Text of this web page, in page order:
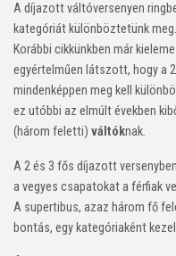
A díjazott váltóversenyen
kategóriát különböztetünk meg.
Korábbi cikkünkben már
egyértelműen látszott, hogy a
mindenképpen meg kell
ez utóbbi az elmúlt években
(három feletti) váltóknak.
A 2 és 3 fős díjazott
a vegyes csapatokat a férfiak
A supertibus, azaz három fő
bontás, egy kategóriaként